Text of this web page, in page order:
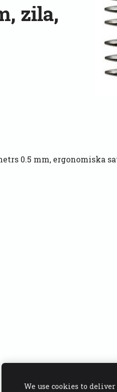
zila,
0.5 mm, ergonomiska
We use cookies to